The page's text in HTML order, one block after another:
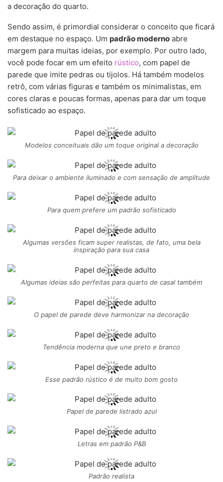
a decoração do quarto.
Sendo assim, é primordial considerar o conceito que ficará
em destaque no espaço. Um padrão moderno abre
margem para muitas ideias, por exemplo. Por outro lado,
você pode focar em um efeito rústico, com papel de
parede que imite pedras ou tijolos. Há também modelos
retrô, com várias figuras e também os minimalistas, em
cores claras e poucas formas, apenas para dar um toque
sofisticado ao espaço.
Modelos conceituais dão um toque original a decoração
Para deixar o ambiente iluminado e com sensação de amplitude
Para quem prefere um padrão sofisticado
Algumas versões ficam super realistas, de fato, uma bela
inspiração para sua casa
Algumas ideias são perfeitas para quarto de casal também
O papel de parede deve harmonizar na decoração
Tendência moderna que une preto e branco
Esse padrão rústico é de muito bom gosto
Papel de parede listrado azul
Letras em padrão P&B
Padrão realista